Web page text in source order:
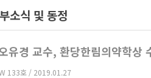
소식 및 동정
유경 교수, 환당한림의약학상
133호 / 2019.01.27